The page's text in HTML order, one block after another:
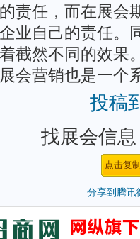
责任，而在展会
业自己的责任。
截然不同的效果
会营销也是一个
投稿
找展会信
分享到 腾讯